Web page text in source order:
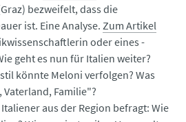
bezweifelt, dass die
ist. Eine Analyse. Zum Artikel
oder eines -
geht es nun für Italien weiter?
könnte Meloni verfolgen? Was
Vaterland, Familie"?
aus der Region befragt: Wie